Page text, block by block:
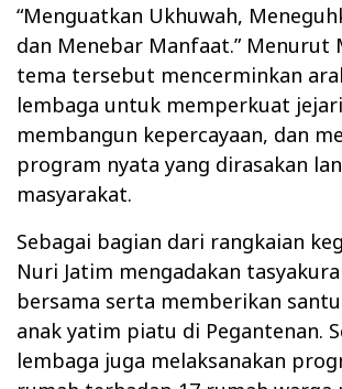
“Menguatkan Ukhuwah,
dan Menebar Manfaat.” Menurut
tema tersebut mencerminkan
lembaga untuk memperkuat
membangun kepercayaan, dan
program nyata yang dirasakan
masyarakat.
Sebagai bagian dari rangkaian
Nuri Jatim mengadakan
bersama serta memberikan
anak yatim piatu di Pegantenan.
lembaga juga melaksanakan